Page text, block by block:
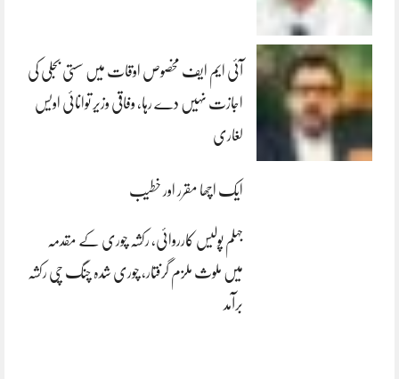
آئی ایم ایف مخصوص اوقات میں سستی بجلی کی
اجازت نہیں دے رہا، وفاقی وزیر توانائی اویس
لغاری
ایک اچھا مقرر اور خطیب
جہلم پولیس کارروائی، رکشہ چوری کے مقدمہ
میں ملوث ملزم گرفتار، چوری شدہ چنگ چی رکشہ
برآمد